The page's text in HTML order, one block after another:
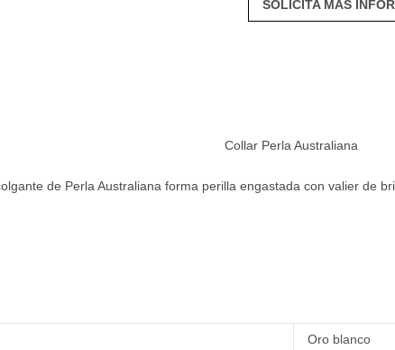
SOLICITA MÁS
Collar Perla Australiana
de Perla Australiana forma perilla engastada con valier de
Oro blanco